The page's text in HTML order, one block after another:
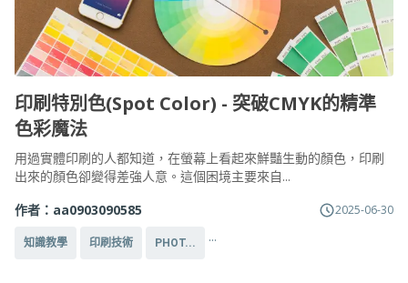
印刷特別色(Spot Color) - 突破CMYK的精準
色彩魔法
用過實體印刷的人都知道，在螢幕上看起來鮮豔生動的顏色，印刷
出來的顏色卻變得差強人意。這個困境主要來自...
作者： aa0903090585 2025-06-30
知識教學 印刷技術 PHOT... ...